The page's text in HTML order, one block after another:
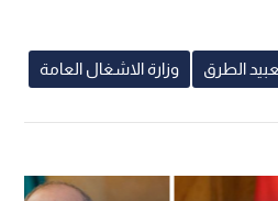
الطرق وزارة الاشغال العامة